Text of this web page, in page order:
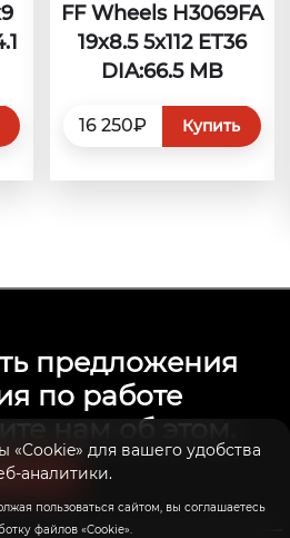
FF Wheels H3069FA
19x8.5 5x112 ET36
DIA:66.5 MB
16 250₽ Купить
для вашего удобства
аналитики.
пользоваться сайтом, вы соглашаетесь
файлов «Cookie».
предложения
по работе
нам об этом.